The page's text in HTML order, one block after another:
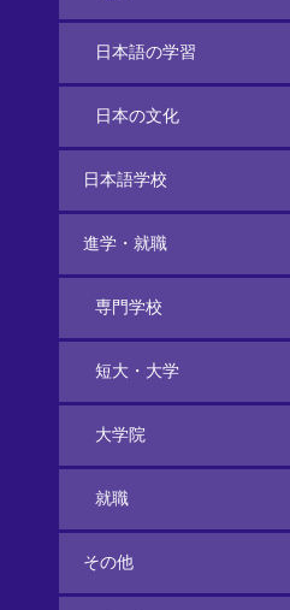
日本語の学習
日本の文化
日本語学校
進学・就職
専門学校
短大・大学
大学院
就職
その他